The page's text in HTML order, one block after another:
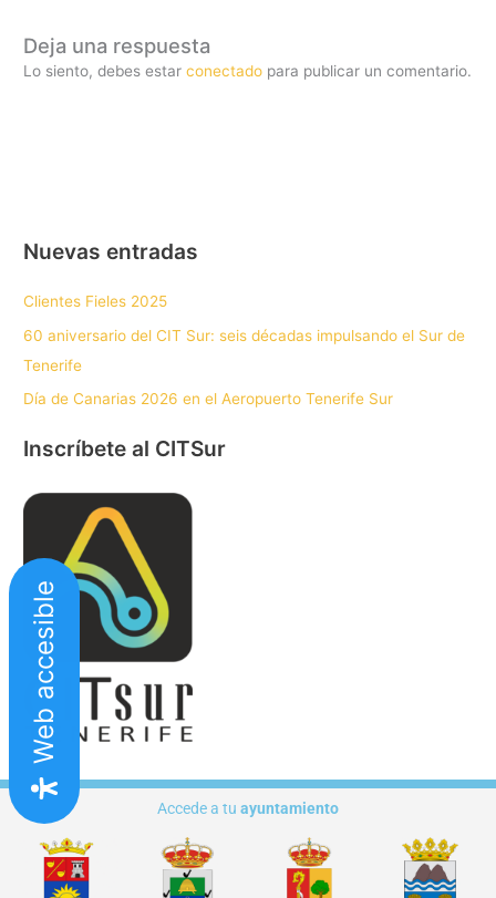
Deja una respuesta
Lo siento, debes estarconectado para publicar un comentario.
Nuevas entradas
Clientes Fieles 2025
60 aniversario del CIT Sur: seis décadas impulsando el Sur de
Tenerife
Día de Canarias 2026 en el Aeropuerto Tenerife Sur
Inscríbete al CITSur
Accede a tu ayuntamiento
Web accesible